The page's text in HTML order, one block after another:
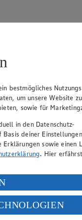
Website
Grafiken aus
Anschriften unserer
vor einer
bestmögliches
um unsere Website zu
sowie für
in den Datenschutz-
deiner
sowie einen
. Hier
durch Facebook und
Art. 49 Abs. 1 Satz 1 lit.
EuGH sieht die USA als
an. Es